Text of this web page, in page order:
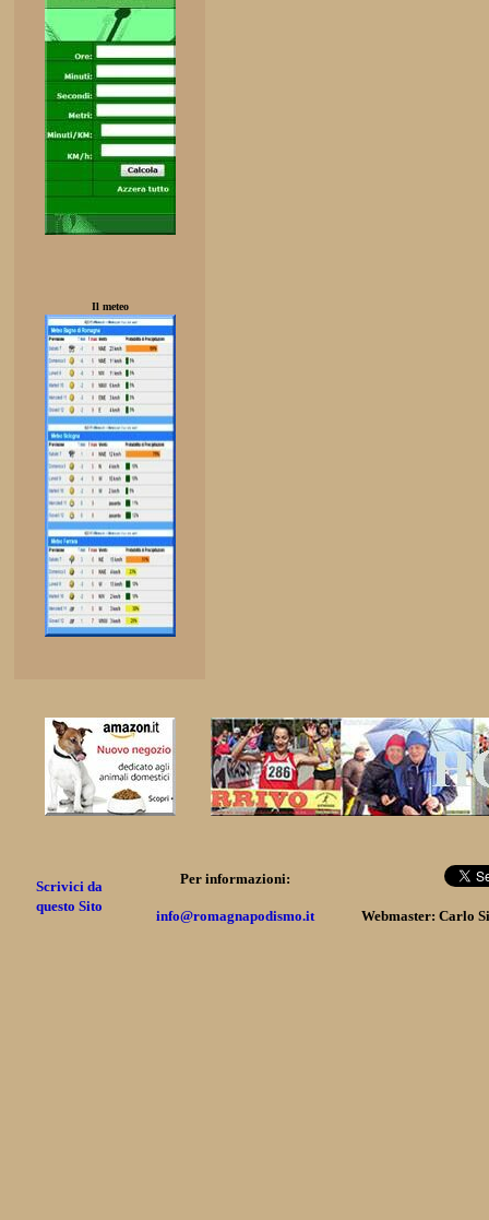
Il meteo
Scrivici da
questo Sito
Per informazioni:
info@romagnapodismo.it Webmaster: Carlo